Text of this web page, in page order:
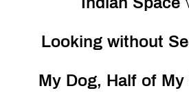
Looking without
My Dog, Half of My